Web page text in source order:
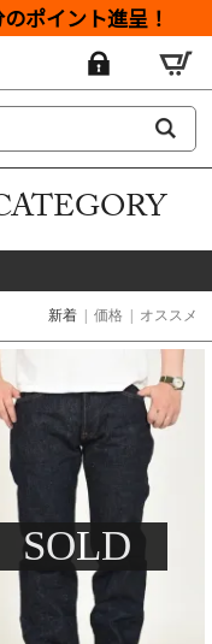
ポイント進呈！
新着 価格 オススメ
SOLD